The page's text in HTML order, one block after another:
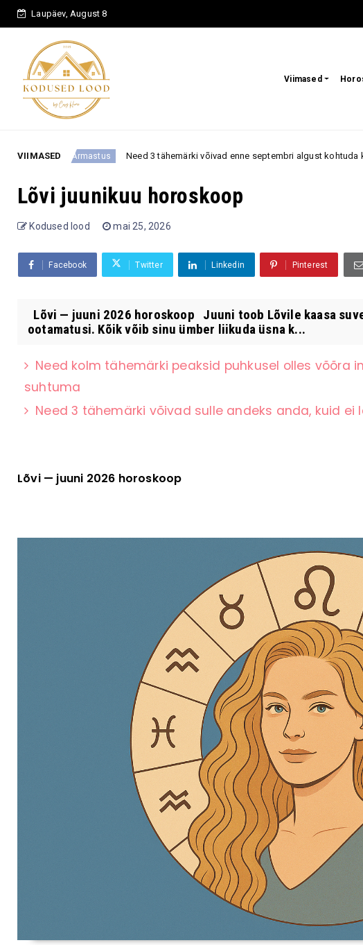
Laupäev, August 8
Viimased
VIIMASEDNeed 3 tähemärki võivad enne septembri algust kohtuda kellegagi, kes
Lõvi juunikuu horoskoop
Kodused lood mai 25, 2026
Facebook Twitter Linkedin Pinterest
Lõvi — juuni 2026 horoskoop Juuni toob Lõvile kaasa
ootamatusi. Kõik võib sinu ümber liikuda üsna k...
Need kolm tähemärki peaksid puhkusel olles võõra
suhtuma
Need 3 tähemärki võivad sulle andeks anda, kuid
Lõvi — juuni 2026 horoskoop